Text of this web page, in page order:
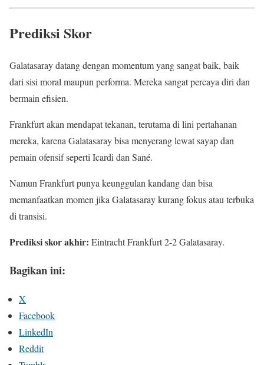
Prediksi Skor
Galatasaray datang dengan momentum yang sangat baik, baik
dari sisi moral maupun performa. Mereka sangat percaya diri dan
bermain efisien.
Frankfurt akan mendapat tekanan, terutama di lini pertahanan
mereka, karena Galatasaray bisa menyerang lewat sayap dan
pemain ofensif seperti Icardi dan Sané.
Namun Frankfurt punya keunggulan kandang dan bisa
memanfaatkan momen jika Galatasaray kurang fokus atau terbuka
di transisi.
Prediksi skor akhir: Eintracht Frankfurt 2-2 Galatasaray.
Bagikan ini:
X
Facebook
LinkedIn
Reddit